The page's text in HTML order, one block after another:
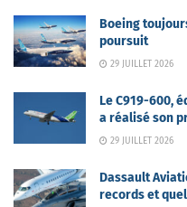
Boeing
poursuit
29 JUILLET 2026
Le C919-600,
a réalisé son
29 JUILLET 2026
Dassault
records et